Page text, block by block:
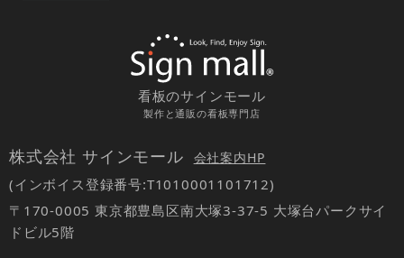
看板のサインモール
製作と通販の看板専門店
株式会社 サインモール 会社案内HP
(インボイス登録番号:T1010001101712)
〒170-0005 東京都豊島区南大塚3-37-5 大塚台パークサイ
ドビル5階